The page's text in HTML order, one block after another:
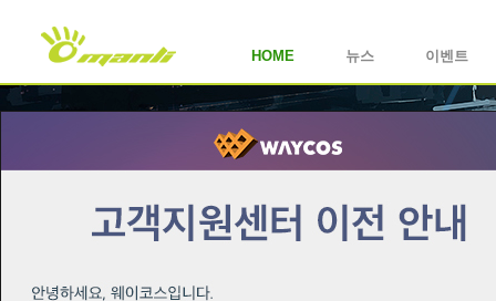
HOME 뉴스 이벤트